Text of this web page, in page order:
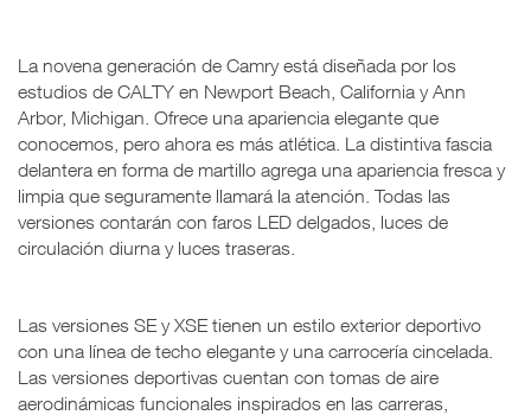
La novena generación de Camry está diseñada por los
estudios de CALTY en Newport Beach, California y Ann
Arbor, Michigan. Ofrece una apariencia elegante que
conocemos, pero ahora es más atlética. La distintiva fascia
delantera en forma de martillo agrega una apariencia fresca y
limpia que seguramente llamará la atención. Todas las
versiones contarán con faros LED delgados, luces de
circulación diurna y luces traseras.
Las versiones SE y XSE tienen un estilo exterior deportivo
con una línea de techo elegante y una carrocería cincelada.
Las versiones deportivas cuentan con tomas de aire
aerodinámicas funcionales inspirados en las carreras,